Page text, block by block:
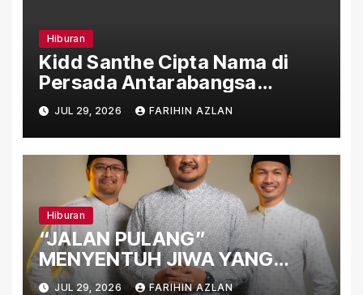
Hiburan
Kidd Santhe Cipta Nama di
Persada Antarabangsa
Menerusi “Aku Level Lain”
JUL 29, 2026 FARIHIN AZLAN
Hiburan
“JALAN PULANG”
MENYENTUH JIWA YANG
TERLUKA
JUL 29, 2026 FARIHIN AZLAN